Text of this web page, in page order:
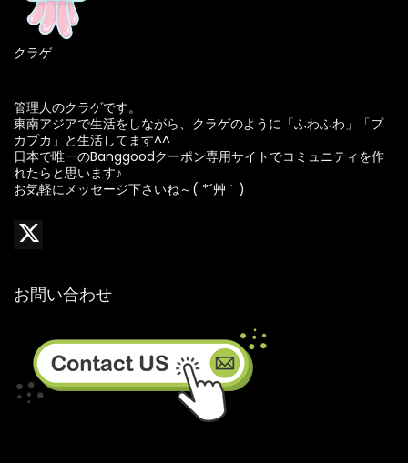
クラゲ
管理人のクラゲです。
東南アジアで生活をしながら、クラゲのように「ふわふわ」「プ
カプカ」と生活してます^^
日本で唯一のBanggoodクーポン専用サイトでコミュニティを作
れたらと思います♪
お気軽にメッセージ下さいね～( *´艸｀)
お問い合わせ